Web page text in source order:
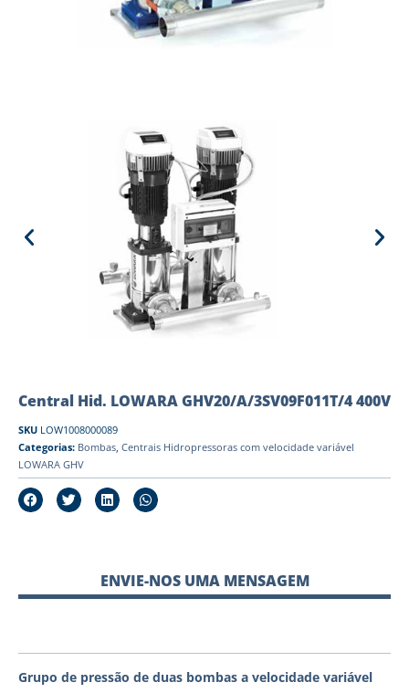
Central Hid. LOWARA GHV20/A/3SV09F011T/4 400V
SKU LOW1008000089
Categorias: Bombas, Centrais Hidropressoras com velocidade variável
LOWARA GHV
ENVIE-NOS UMA MENSAGEM
Grupo de pressão de duas bombas a velocidade variável